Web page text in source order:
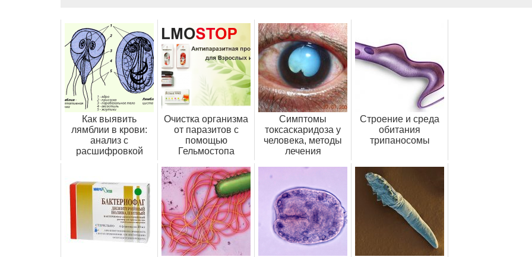
Как выявить
лямблии в крови:
анализ с
расшифровкой
Очистка организма
от паразитов с
помощью
Гельмостопа
Симптомы
токсаскаридоза у
человека, методы
лечения
Строение и среда
обитания
трипаносомы